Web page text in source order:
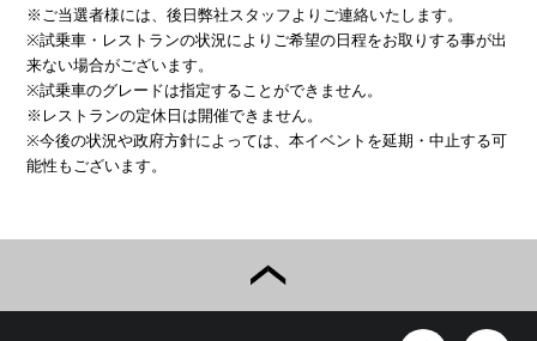
※ご当選者様には、後日弊社スタッフよりご連絡いたします。
※試乗車・レストランの状況によりご希望の日程をお取りする事が出
来ない場合がございます。
※試乗車のグレードは指定することができません。
※レストランの定休日は開催できません。
※今後の状況や政府方針によっては、本イベントを延期・中止する可
能性もございます。